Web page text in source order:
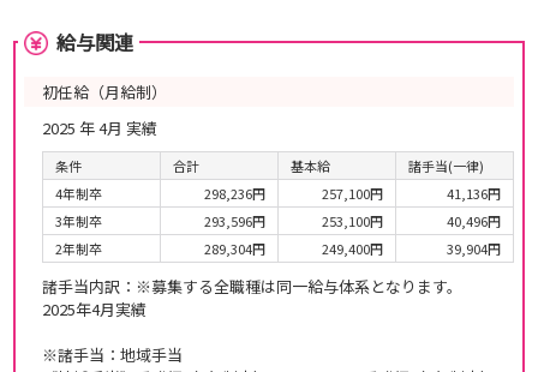
給与関連
初任給（月給制）
2025 年 4月 実績
条件 合計 基本給
諸手当(一律)
4年制卒
298,236円 257,100円
41,136円
3年制卒
293,596円 253,100円
40,496円
2年制卒
289,304円 249,400円 39,904円
諸手当内訳：※募集する全職種は同一給与体系となります。
2025年4月実績
※諸手当：地域手当